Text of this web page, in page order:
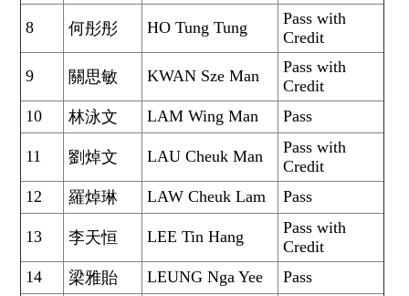
8 何彤彤 HO Tung Tung
Pass with
Credit
9 關思敏 KWAN Sze Man
Pass with
Credit
10
林泳文 LAM Wing Man Pass
11 劉焯文 LAU Cheuk Man
Pass with
Credit
12
羅焯琳 LAW Cheuk Lam Pass
13 李天恒 LEE Tin Hang
Pass with
Credit
14
梁雅貽 LEUNG Nga Yee Pass